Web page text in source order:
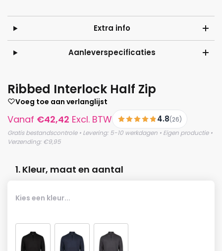
Extra info
Aanleverspecificaties
Ribbed Interlock Half Zip
Voeg toe aan verlanglijst
Vanaf €42,42 Excl. BTW 4.8(26)
Gratis bestandscontrole • Levering: 5-10 werkdagen • Eigen productie •
Verzending: €9,95
1. Kleur, maat en aantal
Kies een kleur...